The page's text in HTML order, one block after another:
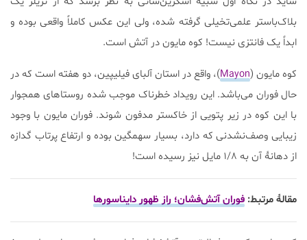
بلاک‌باستر علمی‌تخیلی گرفته شده، ولی این عکس کاملاً واقعی بوده و
ابداً یک فانتزی نیست! کوه مایون در آتش است.
کوه مایون (Mayon)، واقع در استان آلبای فیلیپین، دو هفته است که در
حال فوران می‌باشد. این رویداد خطرناک موجب شده روستاهای همجوار
با این کوه در زیر پتویی از خاکستر مدفون شوند. فوران مایون با وجود
زیبایی وصف‌نشدنی که دارد، بسیار سهمگین بوده و ارتفاع پرتاب گدازه
از دهانۀ آن به ۱/۸ مایل نیز رسیده است!
مقالۀ مرتبط: فوران آتش‌فشان؛ راز ظهور دایناسورها